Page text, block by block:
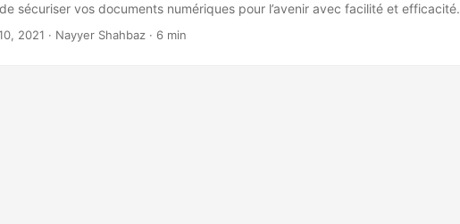
sécuriser vos documents numériques pour l’avenir avec facilité et efficacité.
2021 · Nayyer Shahbaz · 6 min